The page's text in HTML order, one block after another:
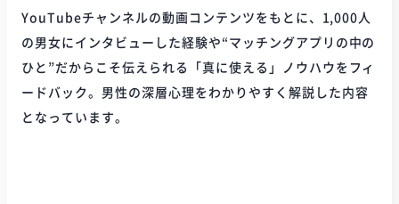
YouTubeチャンネルの動画コンテンツをもとに、1,000人
の男女にインタビューした経験や“マッチングアプリの中の
ひと”だからこそ伝えられる「真に使える」ノウハウをフィ
ードバック。男性の深層心理をわかりやすく解説した内容
となっています。